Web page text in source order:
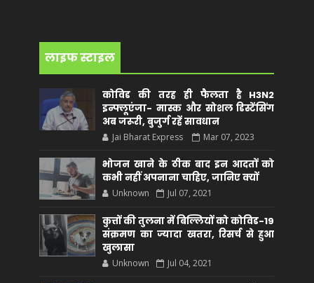
लाइफ स्टाइल
कोविड की तरह ही फैलता है H3N2
इन्फ्लूएंजा- मास्क और सोशल डिस्टेंसिंग
अब जरूरी, बुजुर्ग रहें सावधान
Jai Bharat Express Mar 07, 2023
भोजन खाने के ठीक बाद इन आदतों को
कभी नहीं अपनाना चाहिए, जानिए क्यों
Unknown Jul 07, 2021
कुत्तों की तुलना में बिल्लियों को कोविड-19
संक्रमण का ज्यादा खतरा, रिसर्च से हुआ
खुलासा
Unknown Jul 04, 2021